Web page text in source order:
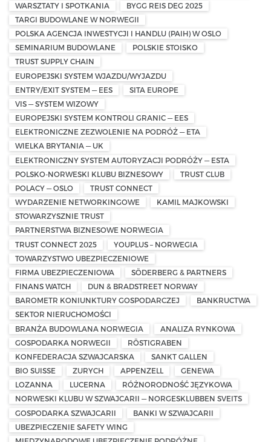
WARSZTATY I SPOTKANIA
BYGG REIS DEG 2025
TARGI BUDOWLANE W NORWEGII
POLSKA AGENCJA INWESTYCJI I HANDLU (PAIH) W OSLO
SEMINARIUM BUDOWLANE
POLSKIE STOISKO
TRUST SUPPLY CHAIN
EUROPEJSKI SYSTEM WJAZDU/WYJAZDU
ENTRY/EXIT SYSTEM — EES
SITA EUROPE
VIS — SYSTEM WIZOWY
EUROPEJSKI SYSTEM KONTROLI GRANIC — EES
ELEKTRONICZNE ZEZWOLENIE NA PODRÓŻ — ETA
WIELKA BRYTANIA — UK
ELEKTRONICZNY SYSTEM AUTORYZACJI PODRÓŻY — ESTA
POLSKO-NORWESKI KLUBU BIZNESOWY
TRUST CLUB
POLACY — OSLO
TRUST CONNECT
WYDARZENIE NETWORKINGOWE
KAMIL MAJKOWSKI
STOWARZYSZNIE TRUST
PARTNERSTWA BIZNESOWE NORWEGIA
TRUST CONNECT 2025
YOUPLUS – NORWEGIA
TOWARZYSTWO UBEZPIECZENIOWE
FIRMA UBEZPIECZENIOWA
SÖDERBERG & PARTNERS
FINANS WATCH
DUN & BRADSTREET NORWAY
BAROMETR KONIUNKTURY GOSPODARCZEJ
BANKRUCTWA
SEKTOR NIERUCHOMOŚCI
BRANŻA BUDOWLANA NORWEGIA
ANALIZA RYNKOWA
GOSPODARKA NORWEGII
RÖSTIGRABEN
KONFEDERACJA SZWAJCARSKA
SANKT GALLEN
BIO SUISSE
ZURYCH APPENZELL
GENEWA
LOZANNA
LUCERNA
RÓŻNORODNOŚĆ JĘZYKOWA
NORWESKI KLUBU W SZWAJCARII — NORGESKLUBBEN SVEITS
GOSPODARKA SZWAJCARII
BANKI W SZWAJCARII
UBEZPIECZENIE SAFETY WING